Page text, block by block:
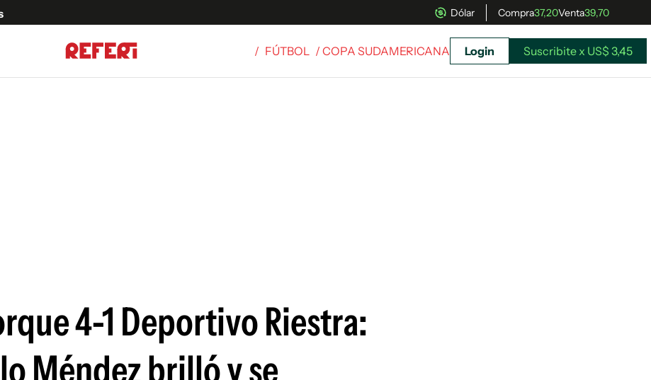
Dólar Compra37,20Venta39,70
/ FÚTBOL / COPA SUDAMERICANA Login Suscribite x US$ 3,45
4-1 Deportivo Riestra:
Méndez brilló y se